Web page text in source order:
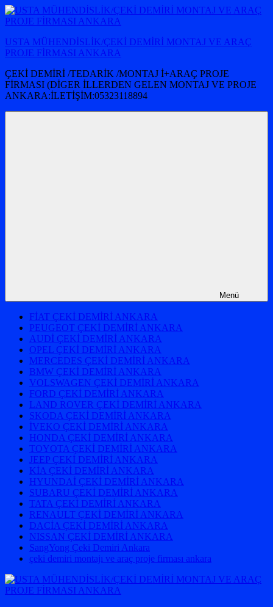
İçeriğe
atla
USTA MÜHENDİSLİK/ÇEKİ DEMİRİ MONTAJ VE ARAÇ
PROJE FİRMASI ANKARA
ÇEKİ DEMİRİ /TEDARİK /MONTAJ İ+ARAÇ PROJE
FİRMASI (DİGER İLLERDEN GELEN MONTAJ VE PROJE
ANKARA:İLETİŞİM:05323118894
Menü
FİAT ÇEKİ DEMİRİ ANKARA
PEUGEOT ÇEKİ DEMİRİ ANKARA
AUDİ ÇEKİ DEMİRİ ANKARA
OPEL ÇEKİ DEMİRİ ANKARA
MERCEDES ÇEKİ DEMİRİ ANKARA
BMW ÇEKİ DEMİRİ ANKARA
VOLSWAGEN ÇEKİ DEMİRİ ANKARA
FORD ÇEKİ DEMİRİ ANKARA
LAND ROVER ÇEKİ DEMİRİ ANKARA
SKODA ÇEKİ DEMİRİ ANKARA
İVEKO ÇEKİ DEMİRİ ANKARA
HONDA ÇEKİ DEMİRİ ANKARA
TOYOTA ÇEKİ DEMİRİ ANKARA
JEEP ÇEKİ DEMİRİ ANKARA
KİA ÇEKİ DEMİRİ ANKARA
HYUNDAİ ÇEKİ DEMİRİ ANKARA
SUBARU ÇEKİ DEMİRİ ANKARA
TATA ÇEKİ DEMİRİ ANKARA
RENAULT ÇEKİ DEMİRİ ANKARA
DACİA ÇEKİ DEMİRİ ANKARA
NISSAN ÇEKİ DEMİRİ ANKARA
SangYong Çeki Demiri Ankara
çeki demiri montajı ve araç proje firması ankara